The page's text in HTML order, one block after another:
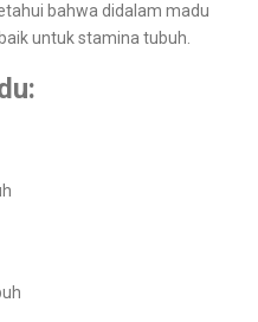
bahwa didalam madu
untuk stamina tubuh.